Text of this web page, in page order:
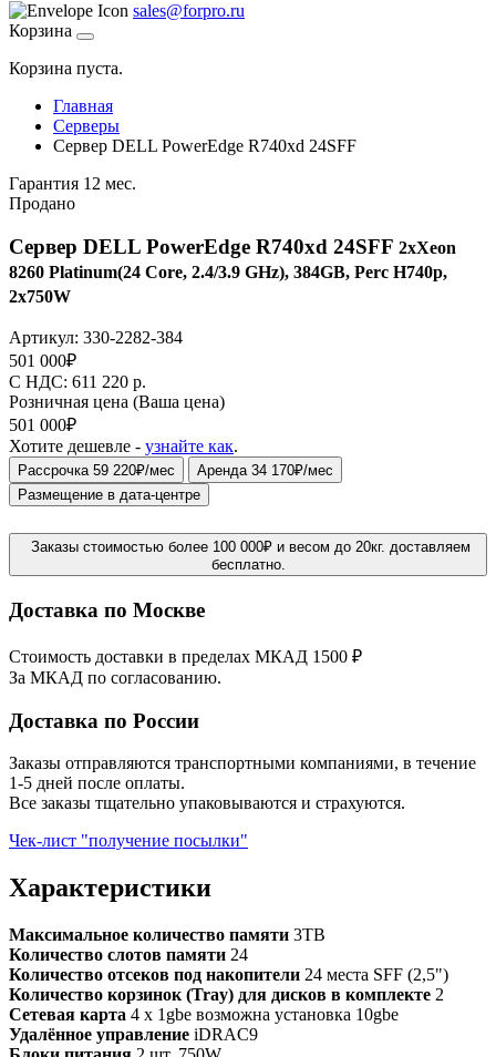
sales@forpro.ru
Корзина
Корзина пуста.
Главная
Серверы
Сервер DELL PowerEdge R740xd 24SFF
Гарантия 12 мес.
Продано
Сервер DELL PowerEdge R740xd 24SFF 2xXeon
8260 Platinum(24 Core, 2.4/3.9 GHz), 384GB, Perc H740p,
2x750W
Артикул: 330-2282-384
501 000₽
C НДС: 611 220 р.
Розничная цена (Ваша цена)
501 000₽
Хотите дешевле - узнайте как.
Рассрочка 59 220₽/мес
Аренда 34 170₽/мес
Размещение в дата-центре
Заказы стоимостью более 100 000₽ и весом до 20кг. доставляем
бесплатно.
Доставка по Москве
Стоимость доставки в пределах МКАД 1500 ₽
За МКАД по согласованию.
Доставка по России
Заказы отправляются транспортными компаниями, в течение
1-5 дней после оплаты.
Все заказы тщательно упаковываются и страхуются.
Чек-лист "получение посылки"
Характеристики
Максимальное количество памяти 3TB
Количество слотов памяти 24
Количество отсеков под накопители 24 места SFF (2,5")
Количество корзинок (Tray) для дисков в комплекте 2
Сетевая карта 4 x 1gbe возможна установка 10gbe
Удалённое управление iDRAC9